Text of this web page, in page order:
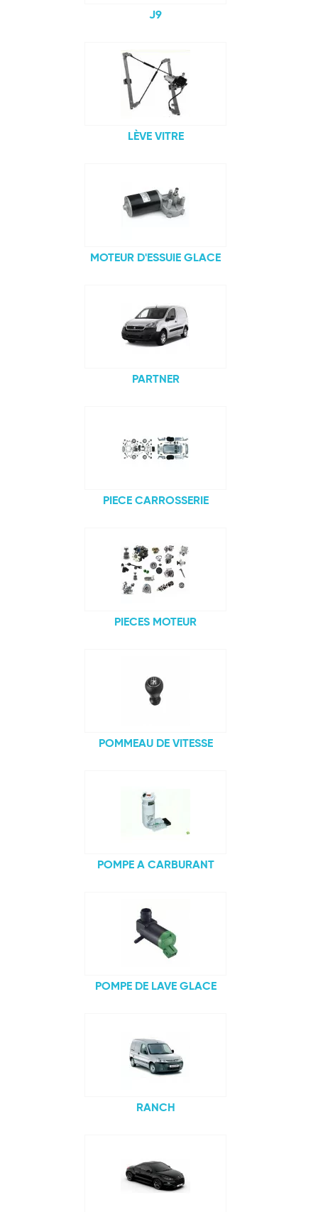
J9
LÈVE VITRE
MOTEUR D'ESSUIE GLACE
PARTNER
PIECE CARROSSERIE
PIECES MOTEUR
POMMEAU DE VITESSE
POMPE A CARBURANT
POMPE DE LAVE GLACE
RANCH